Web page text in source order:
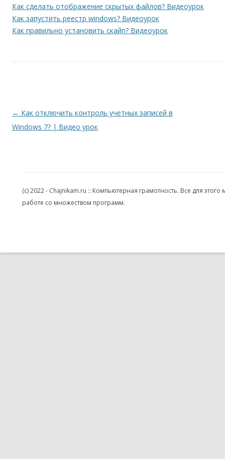
Как сделать отображение скрытых файлов? Видеоурок
Как запустить реестр windows? Видеоурок
Как правильно установить скайп? Видеоурок
Навигация по записям
← Как отключить контроль учетных записей в
Windows 7? | Видео урок
(c) 2022 - Chajnikam.ru :: Компьютерная грамотность. Все для
работе со множеством программ.